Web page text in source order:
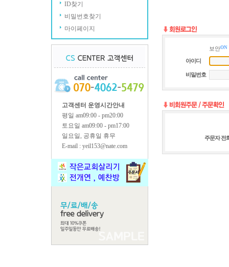
ID찾기
비밀번호찾기
마이페이지
고객센터 운영시간안내
평일 am09:00 - pm20:00
토요일 am09:00 - pm17:00
일요일, 공휴일 휴무
E-mail : yeil153@nate.com
보안ON
아이디
비밀번호
주문자 전